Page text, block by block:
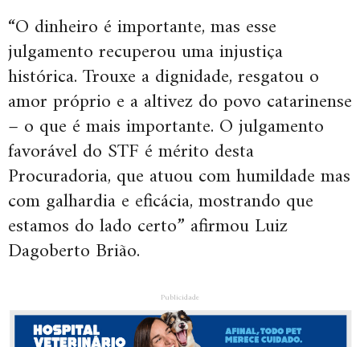
“O dinheiro é importante, mas esse
julgamento recuperou uma injustiça
histórica. Trouxe a dignidade, resgatou o
amor próprio e a altivez do povo catarinense
– o que é mais importante. O julgamento
favorável do STF é mérito desta
Procuradoria, que atuou com humildade mas
com galhardia e eficácia, mostrando que
estamos do lado certo” afirmou Luiz
Dagoberto Brião.
Publicidade